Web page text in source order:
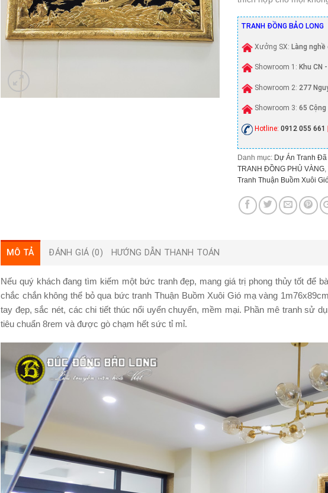
TRANH ĐỒNG BẢO LONG
Xưởng SX: Làng nghề
Showroom 1: Khu CN
Showroom 2: 277
Showroom 3: 65 Cộng
Hotline: 0912 055 661
Danh mục: Dự Án Tranh Đã
TRANH ĐỒNG PHỦ VÀNG
Tranh Thuận Buồm Xuôi
MÔ TẢ ĐÁNH GIÁ (0) HƯỚNG DẪN THANH TOÁN
Nếu quý khách đang tìm kiếm một bức tranh đẹp, mang giá trị phong thủy tốt để
chắc chắn không thể bỏ qua bức tranh Thuận Buồm Xuôi Gió mạ vàng
tay đẹp, sắc nét, các chi tiết thúc nổi uyển chuyển, mềm mại. Phần mê tranh sử
tiêu chuẩn 8rem và được gò chạm hết sức tỉ mỉ.